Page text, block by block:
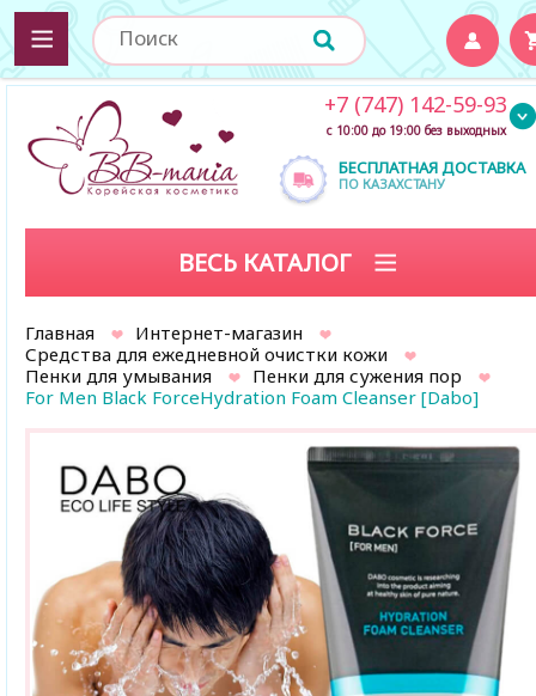
БЕСПЛАТНАЯ ДОСТАВКА
ПО КАЗАХСТАНУ
+7 (747) 142-59-93
с 10:00 до 19:00 без выходных
ВЕСЬ КАТАЛОГ
Главная
Интернет-магазин
Средства для ежедневной очистки кожи
Пенки для умывания
Пенки для сужения пор
For Men Black ForceHydration Foam Cleanser [Dabo]